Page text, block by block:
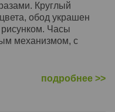
Круглый
обод украшен
Часы
механизмом, с
( День
подробнее >>